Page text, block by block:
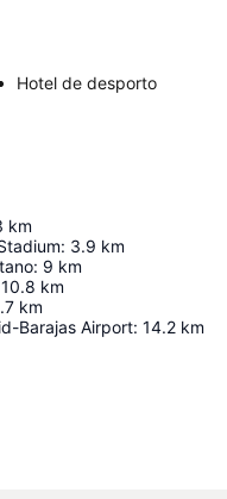
Hotel de desporto
km
: 3.9 km
: 9 km
10.8 km
km
Barajas Airport: 14.2 km